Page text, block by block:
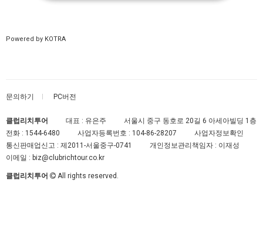
Powered by KOTRA
문의하기 PC버전
클럽리치투어 대표 : 유은주
서울시 중구 동호로 20길 6 아세아빌딩 1층
전화 : 1544-6480 사업자등록번호 : 104-86-28207
사업자정보확인
통신판매업신고 : 제2011-서울중구-0741
개인정보관리책임자 : 이재성
이메일 : biz@clubrichtour.co.kr
클럽리치투어 All rights reserved.